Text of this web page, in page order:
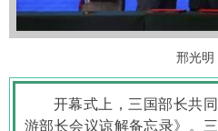
邢光明
开幕式上，三国部长共
游部长会议谅解备忘录》。